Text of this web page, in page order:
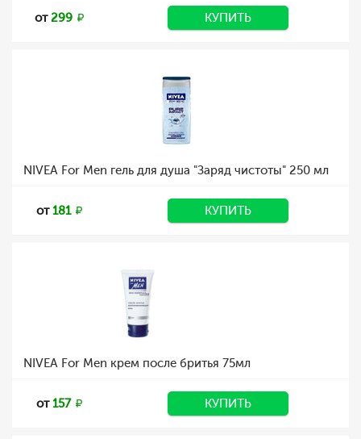
от299 КУПИТЬ
NIVEA For Men гель для душа "Заряд чистоты" 250 мл
от181 КУПИТЬ
NIVEA For Men крем после бритья 75мл
от157 КУПИТЬ